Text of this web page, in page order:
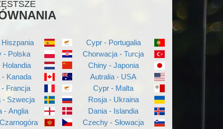
- Polska
Holandia
- Kanada
Francja
- Szwecja
- Anglia
Cypr - Portugalia
Chorwacja - Turcja
Chiny - Japonia
Autralia - USA
Cypr - Malta
Rosja - Ukraina
Dania - Islandia
Czechy - Słowacja